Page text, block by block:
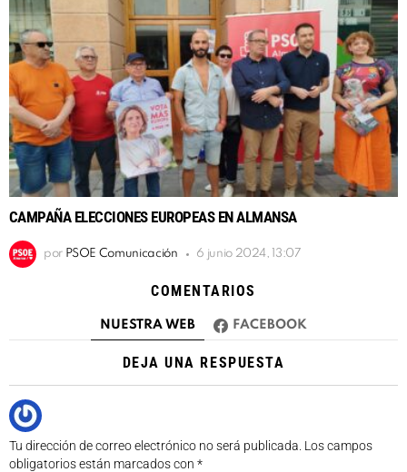
CAMPAÑA ELECCIONES EUROPEAS EN ALMANSA
por PSOE Comunicación 6 junio 2024, 13:07
COMENTARIOS
NUESTRA WEB FACEBOOK
DEJA UNA RESPUESTA
Tu dirección de correo electrónico no será publicada. Los campos
obligatorios están marcados con *